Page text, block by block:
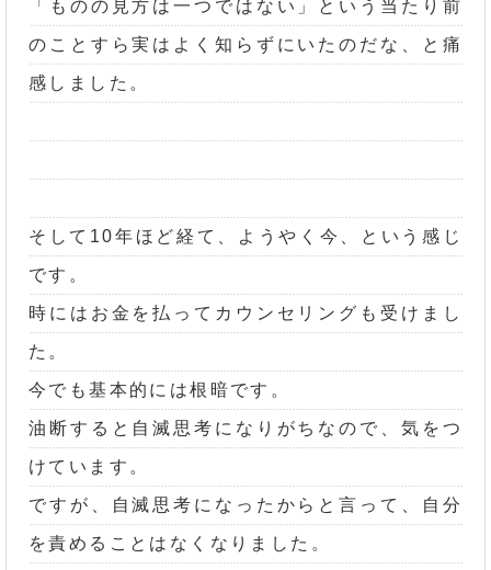
「ものの見方は一つではない」という当たり前
のことすら実はよく知らずにいたのだな、と痛
感しました。
そして10年ほど経て、ようやく今、という感じ
です。
時にはお金を払ってカウンセリングも受けまし
た。
今でも基本的には根暗です。
油断すると自滅思考になりがちなので、気をつ
けています。
ですが、自滅思考になったからと言って、自分
を責めることはなくなりました。